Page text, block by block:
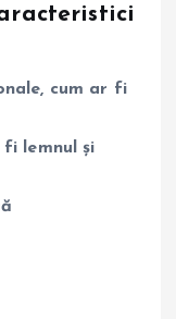
cum ar fi
lemnul și